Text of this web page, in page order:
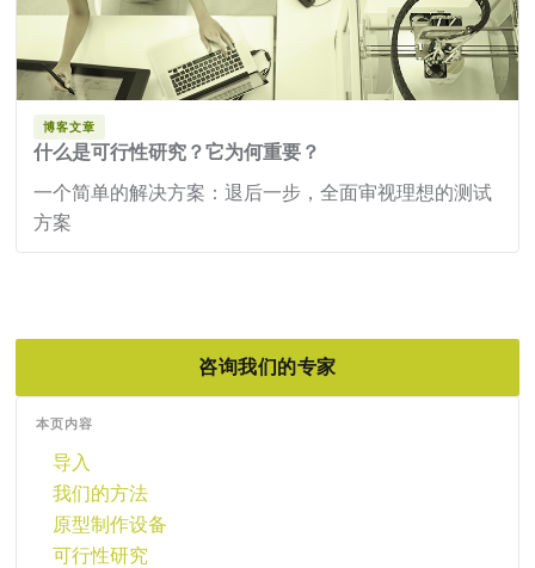
博客文章
什么是可行性研究？它为何重要？
一个简单的解决方案：退后一步，全面审视理想的测试
方案
咨询我们的专家
本页内容
导入
我们的方法
原型制作设备
可行性研究